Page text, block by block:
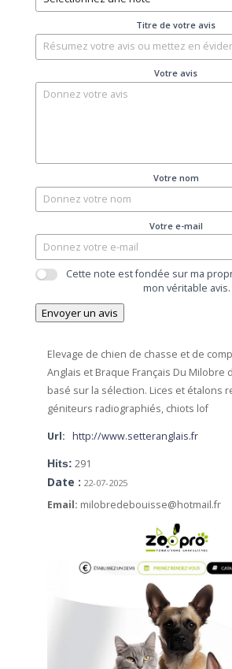
Titre de votre avis
Votre avis
Votre nom
Votre e-mail
Cette note est fondée sur ma
mon véritable avis.
Envoyer un avis
Elevage de chien de chasse et de
Anglais et Braque Français Du Milobre
basé sur la sélection. Lices et étalons
géniteurs radiographiés, chiots lof
Url: http://www.setteranglais.fr
Hits: 291
Date : 22-07-2025
Email: milobredebouisse@hotmail.fr